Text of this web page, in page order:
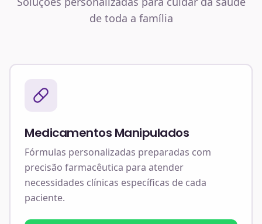
de toda a família
Medicamentos Manipulados
Fórmulas personalizadas preparadas com
precisão farmacêutica para atender
necessidades clínicas específicas de cada
paciente.